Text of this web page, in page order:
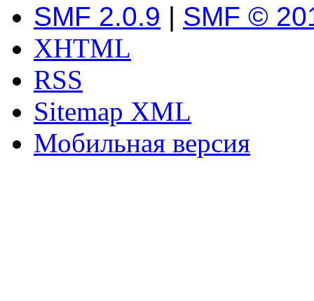
SMF 2.0.9 | SMF ©
XHTML
RSS
Sitemap XML
Мобильная версия